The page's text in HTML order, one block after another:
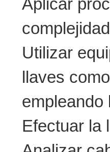
Aplicar
Utilizar
llaves
empleando
Efectuar la